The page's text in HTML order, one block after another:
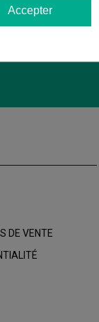
DE VENTE
Accepter